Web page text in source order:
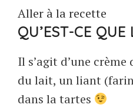
Aller à la recette
QU’EST-CE
Il s’agit d’une
du lait, un liant
dans la tartes